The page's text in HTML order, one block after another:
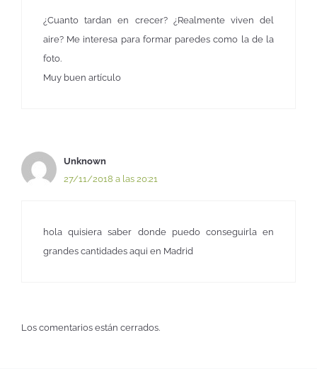
¿Cuanto tardan en crecer? ¿Realmente viven del
aire? Me interesa para formar paredes como la de la
foto.
Muy buen artículo
Unknown
27/11/2018 a las 20:21
hola quisiera saber donde puedo conseguirla en
grandes cantidades aqui en Madrid
Los comentarios están cerrados.